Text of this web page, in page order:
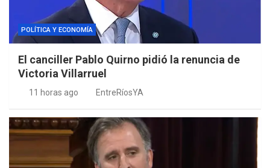
POLÍTICA Y ECONOMÍA
El canciller Pablo Quirno pidió la renuncia de
Victoria Villarruel
11 horas ago EntreRíosYA